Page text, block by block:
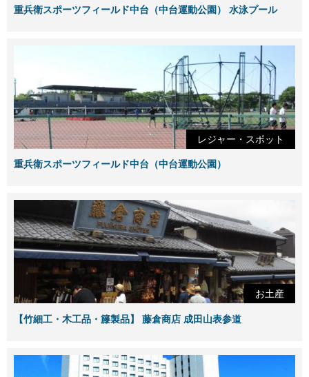
重兵衛スポーツフィールド中台（中台運動公園） 水泳プール
レジャー・スポット
重兵衛スポーツフィールド中台（中台運動公園）
お土産
【竹細工・木工品・籐製品】 藤倉商店 成田山表参道